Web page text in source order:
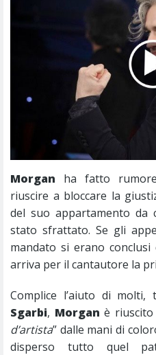
Morgan ha fatto
riuscire a bloccare la
del suo appartamento da
stato sfrattato. Se gli
mandato si erano
arriva per il cantautore la
Complice l’aiuto di
Sgarbi, Morgan è
d’artista” dalle mani di
disperso tutto quel